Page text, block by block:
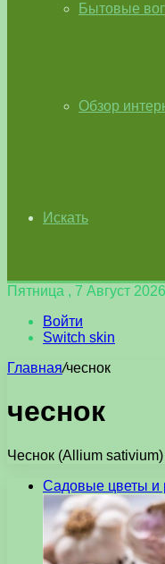
Бытовые
Обзор
Искать
Пятница , 7 Август 2026
Войти
Switch skin
Главная/чеснок
чеснок
Чеснок (Allium
Садовые цветы и